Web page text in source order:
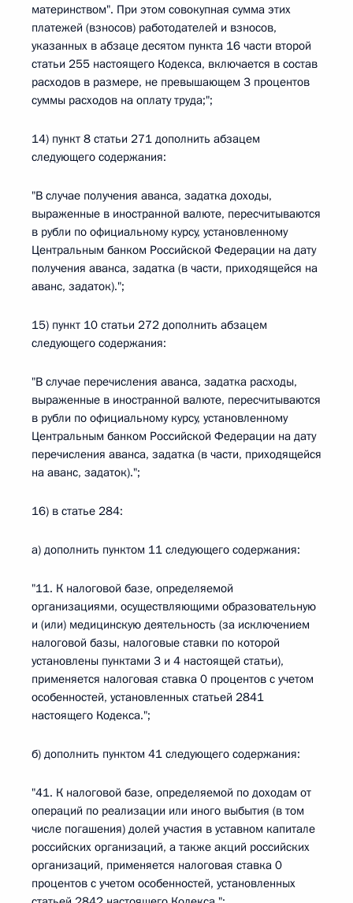
материнством". При этом совокупная сумма этих
платежей (взносов) работодателей и взносов,
указанных в абзаце десятом пункта 16 части второй
статьи 255 настоящего Кодекса, включается в состав
расходов в размере, не превышающем 3 процентов
суммы расходов на оплату труда;";
14) пункт 8 статьи 271 дополнить абзацем
следующего содержания:
"В случае получения аванса, задатка доходы,
выраженные в иностранной валюте, пересчитываются
в рубли по официальному курсу, установленному
Центральным банком Российской Федерации на дату
получения аванса, задатка (в части, приходящейся на
аванс, задаток).";
15) пункт 10 статьи 272 дополнить абзацем
следующего содержания:
"В случае перечисления аванса, задатка расходы,
выраженные в иностранной валюте, пересчитываются
в рубли по официальному курсу, установленному
Центральным банком Российской Федерации на дату
перечисления аванса, задатка (в части, приходящейся
на аванс, задаток).";
16) в статье 284:
а) дополнить пунктом 11 следующего содержания:
"11. К налоговой базе, определяемой
организациями, осуществляющими образовательную
и (или) медицинскую деятельность (за исключением
налоговой базы, налоговые ставки по которой
установлены пунктами 3 и 4 настоящей статьи),
применяется налоговая ставка 0 процентов с учетом
особенностей, установленных статьей 2841
настоящего Кодекса.";
б) дополнить пунктом 41 следующего содержания:
"41. К налоговой базе, определяемой по доходам от
операций по реализации или иного выбытия (в том
числе погашения) долей участия в уставном капитале
российских организаций, а также акций российских
организаций, применяется налоговая ставка 0
процентов с учетом особенностей, установленных